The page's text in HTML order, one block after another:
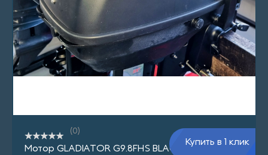
(0)
Мотор GLADIATOR G9.8FHS BLACKLINE
Купить в 1 клик